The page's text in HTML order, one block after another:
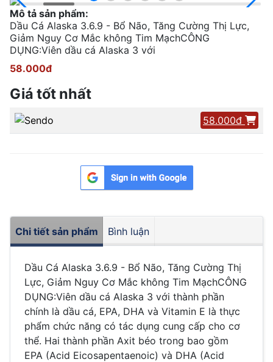
Mô tả sản phẩm:
Dầu Cá Alaska 3.6.9 - Bổ Não, Tăng Cường Thị Lực,
Giảm Nguy Cơ Mắc không Tim MạchCÔNG
DỤNG:Viên dầu cá Alaska 3 với
58.000đ
Giá tốt nhất
58.000đ
Chi tiết sản phẩm Bình luận
Dầu Cá Alaska 3.6.9 - Bổ Não, Tăng Cường Thị
Lực, Giảm Nguy Cơ Mắc không Tim MạchCÔNG
DỤNG:Viên dầu cá Alaska 3 với thành phần
chính là dầu cá, EPA, DHA và Vitamin E là thực
phẩm chức năng có tác dụng cung cấp cho cơ
thể. Hai thành phần Axit béo trong bao gồm
EPA (Acid Eicosapentaenoic) và DHA (Acid